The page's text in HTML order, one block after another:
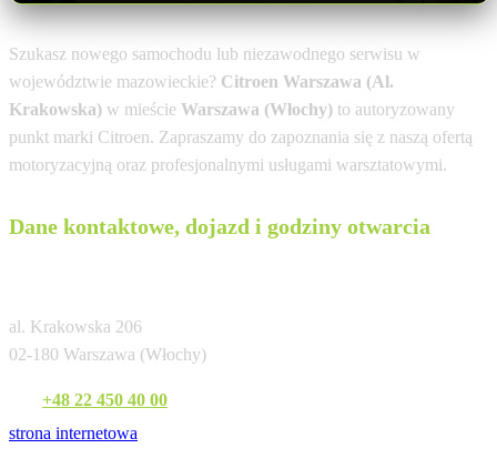
Szukasz nowego samochodu lub niezawodnego serwisu w
województwie mazowieckie? Citroen Warszawa (Al.
Krakowska) w mieście Warszawa (Włochy) to autoryzowany
punkt marki Citroen. Zapraszamy do zapoznania się z naszą ofertą
motoryzacyjną oraz profesjonalnymi usługami warsztatowymi.
Dane kontaktowe, dojazd i godziny otwarcia
al. Krakowska 206
02-180 Warszawa (Włochy)
+48 22 450 40 00
strona internetowa